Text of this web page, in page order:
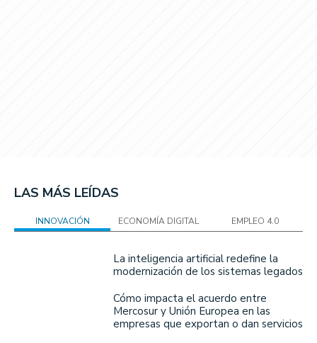
LAS MÁS LEÍDAS
INNOVACIÓN ECONOMÍA DIGITAL EMPLEO 4.0
La inteligencia artificial redefine la
modernización de los sistemas legados
Cómo impacta el acuerdo entre
Mercosur y Unión Europea en las
empresas que exportan o dan servicios